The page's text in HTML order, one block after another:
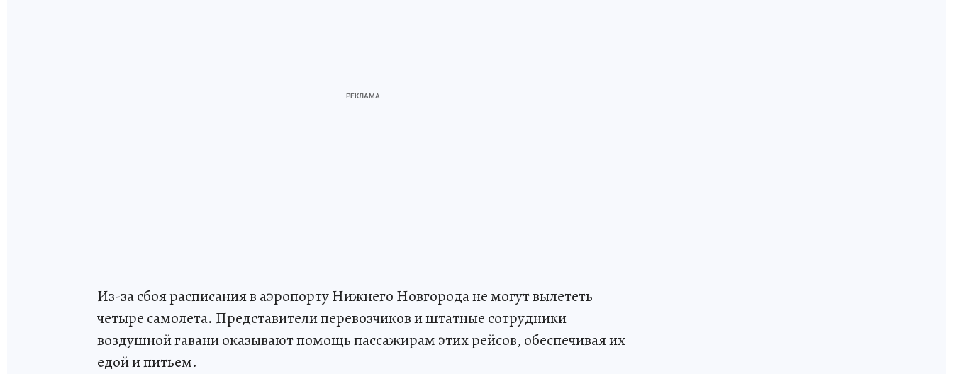
Из-за сбоя расписания в аэропорту Нижнего Новгорода не могут вылететь
четыре самолета. Представители перевозчиков и штатные сотрудники
воздушной гавани оказывают помощь пассажирам этих рейсов, обеспечивая их
едой и питьем.